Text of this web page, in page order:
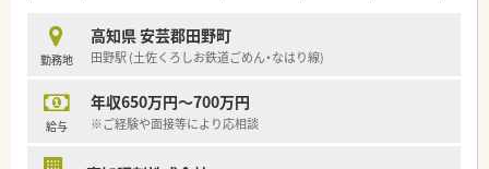
【職場環境と雰囲気】
■調剤室は整理整頓が徹底されており、手狭な店舗であってもゆ
■最新のレセコンやピッキングサポートシステムを積極的に導
入し、スタッフの業務負担を軽減しています。
勤務地
高知県 安芸郡田野町
田野駅 (土佐くろしお鉄道ごめん・なはり線)
給与
年収650万円～700万円
※ご経験や面接等により応相談